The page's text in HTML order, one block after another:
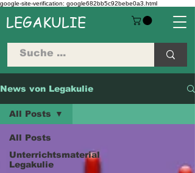
google-site-verification: google682bb5c92bebe0a3.html
LEGAKULIE
News von Legakulie
All Posts
Unterrichtsmaterial
Legakulie
All Posts